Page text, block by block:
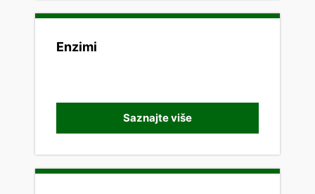
Enzimi
Saznajte više